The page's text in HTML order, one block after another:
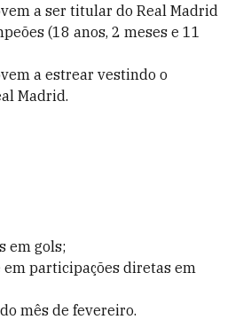
a ser titular do Real Madrid
(18 anos, 2 meses e 11
a estrear vestindo o
Madrid.
em gols;
participações diretas em
mês de fevereiro.